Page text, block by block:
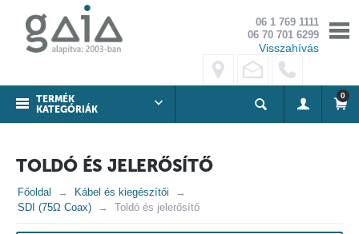
06 1 769 1111
06 70 701 6299
Visszahívás
TERMÉK
KATEGÓRIÁK
0
TOLDÓ ÉS JELERŐSÍTŐ
Főoldal
Kábel és kiegészítői
SDI (75Ω Coax)
Toldó és jelerősítő